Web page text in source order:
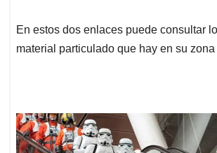
En estos dos enlaces puede consultar
material particulado que hay en su